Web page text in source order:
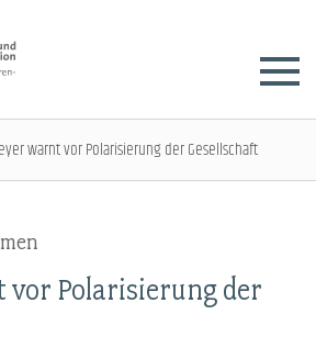
warnt vor Polarisierung der Gesellschaft
vor Polarisierung der